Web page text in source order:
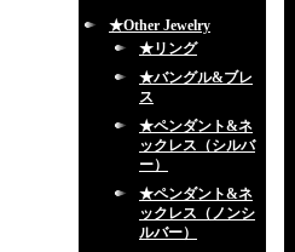
★Other Jewelry
★リング
★バングル&ブレ
ス
★ペンダント&ネ
ックレス（シルバ
ー）
★ペンダント&ネ
ックレス（ノンシ
ルバー）